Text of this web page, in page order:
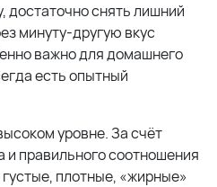
достаточно снять лишний
минуту-другую вкус
важно для домашнего
есть опытный
уровне. За счёт
и правильного соотношения
плотные, «жирные»